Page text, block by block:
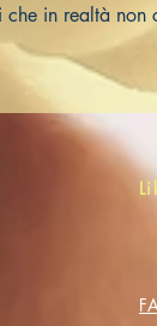
che in realtà non